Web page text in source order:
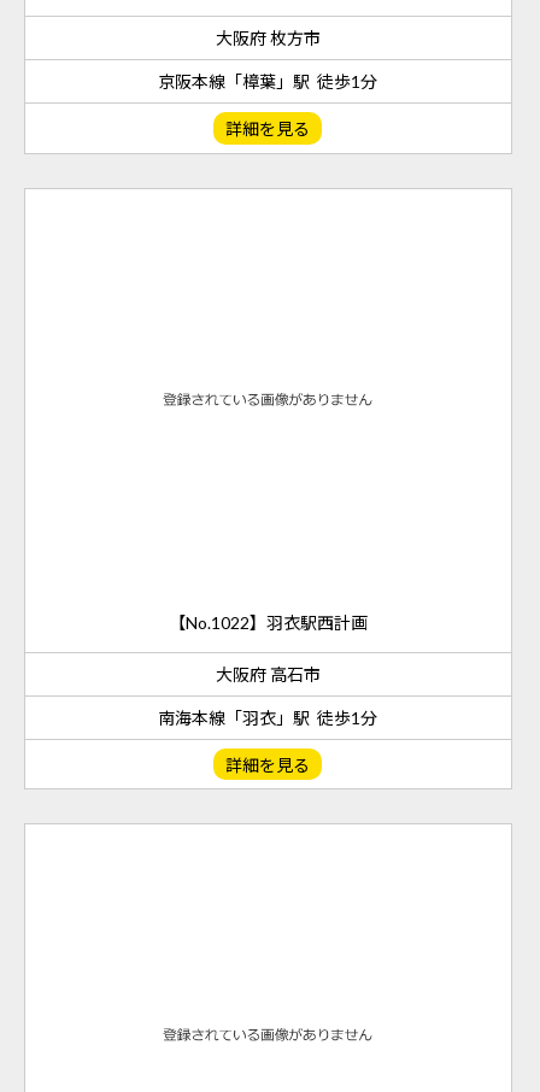
大阪府 枚方市
京阪本線「樟葉」駅 徒歩1分
詳細を見る
【No.1022】羽衣駅西計画
大阪府 高石市
南海本線「羽衣」駅 徒歩1分
詳細を見る